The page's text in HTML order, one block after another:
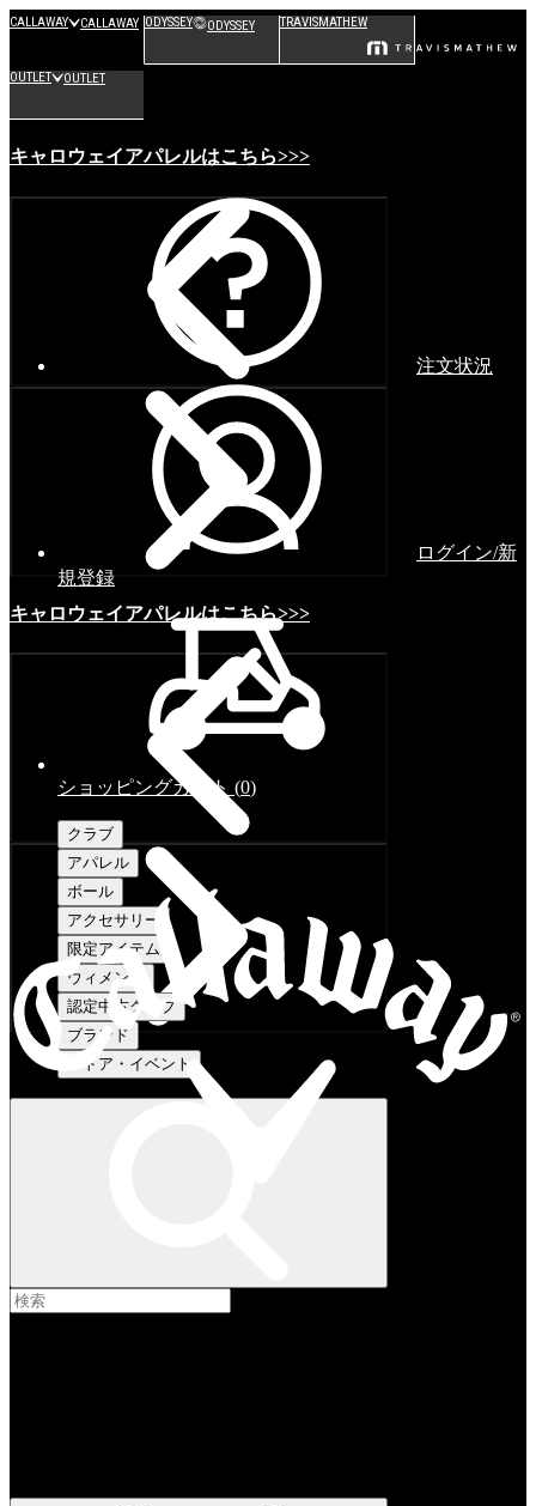
CALLAWAY CALLAWAY ODYSSEY ODYSSEY TRAVISMATHEW
OUTLET OUTLET
キャロウェイアパレルはこちら>>>
キャロウェイアパレルはこちら>>>
注文状況
ログイン/新
規登録
ショッピングカート (0)
クラブ
アパレル
ボール
アクセサリー
限定アイテム
ウィメンズ
認定中古クラブ
ブランド
ストア・イベント